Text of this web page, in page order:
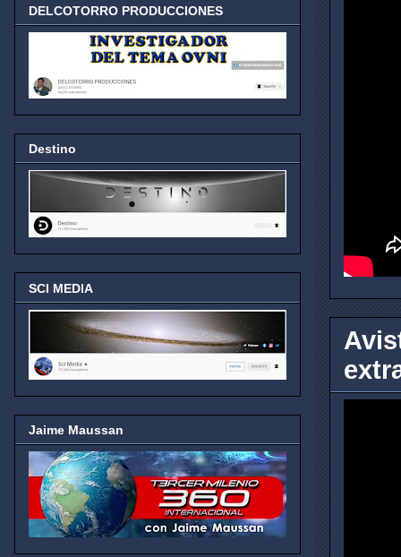
DELCOTORRO PRODUCCIONES
Destino
SCI MEDIA
Jaime Maussan